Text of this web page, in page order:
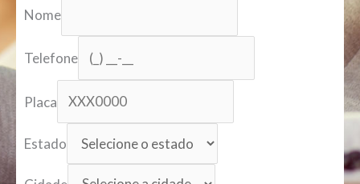
Nome
Telefone
Placa
Estado